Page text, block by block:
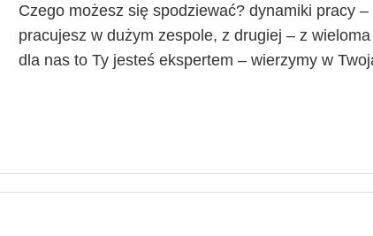
Czego możesz się spodziewać? dynamiki pracy
pracujesz w dużym zespole, z drugiej – z
dla nas to Ty jesteś ekspertem – wierzymy w